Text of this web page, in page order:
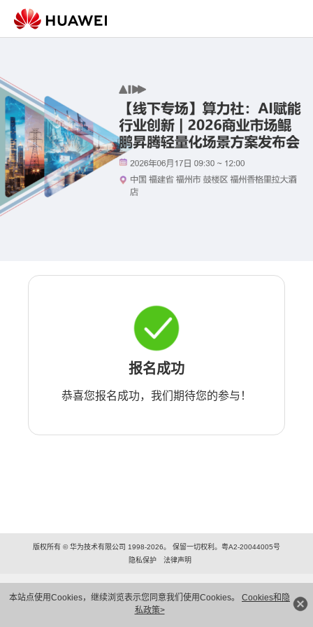
本站点使用Cookies，继续浏览表示您同意我们使用Cookies。 Cookies和隐
私政策>
报名成功
恭喜您报名成功，我们期待您的参与！
版权所有 © 华为技术有限公司 1998-2026。 保留一切权利。粤A2-20044005号
隐私保护
法律声明